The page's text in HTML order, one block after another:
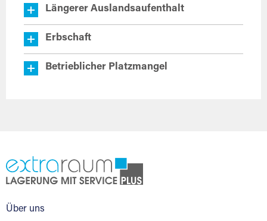
Längerer Auslandsaufenthalt
Erbschaft
Betrieblicher Platzmangel
Über uns